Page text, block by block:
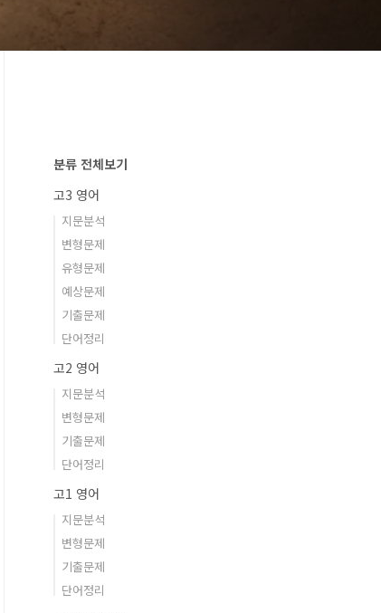
분류 전체보기
고3 영어
지문분석
변형문제
유형문제
예상문제
기출문제
단어정리
고2 영어
지문분석
변형문제
기출문제
단어정리
고1 영어
지문분석
변형문제
기출문제
단어정리